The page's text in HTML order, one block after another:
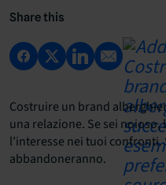
Share this
Costruire un brand
una relazione. Se sei
l’interesse nei tuoi confronti.
abbandoneranno.